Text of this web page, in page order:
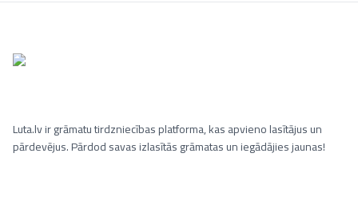
Luta.lv ir grāmatu tirdzniecības platforma, kas apvieno lasītājus un
pārdevējus. Pārdod savas izlasītās grāmatas un iegādājies jaunas!